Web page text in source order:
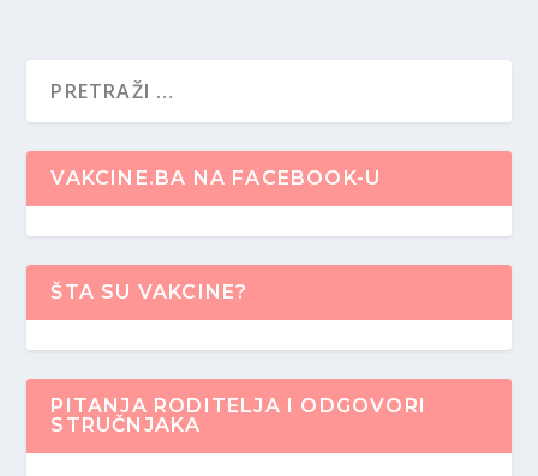
VAKCINE.BA NA FACEBOOK-U
ŠTA SU VAKCINE?
PITANJA RODITELJA I ODGOVORI
STRUČNJAKA